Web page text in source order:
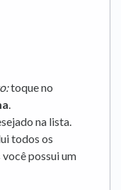
toque no
.
na lista.
todos os
possui um